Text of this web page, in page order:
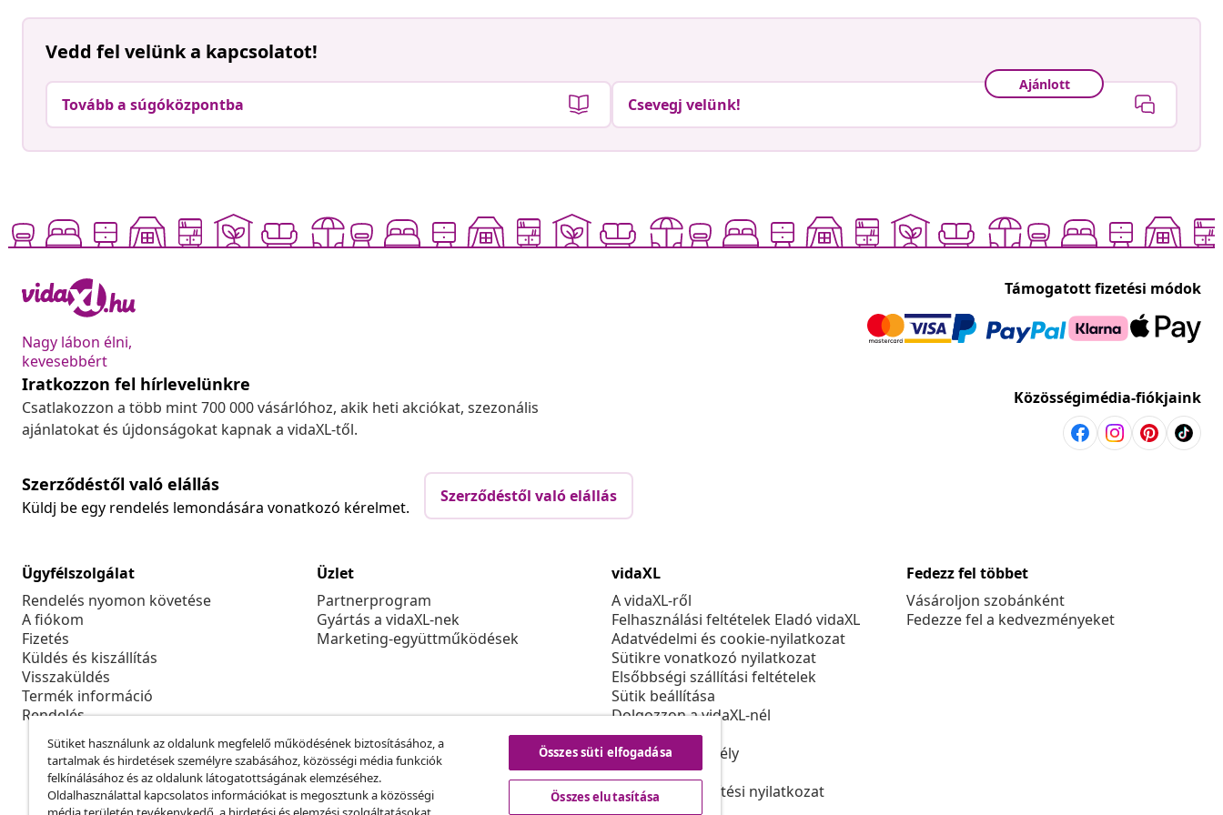
Vedd fel velünk a kapcsolatot!
Tovább a súgóközpontba
Ajánlott
Csevegj velünk!
Nagy lábon élni,
kevesebbért
Támogatott fizetési módok
Iratkozzon fel hírlevelünkre
Csatlakozzon a több mint 700 000 vásárlóhoz, akik heti akciókat, szezonális
ajánlatokat és újdonságokat kapnak a vidaXL-től.
Közösségimédia-fiókjaink
Szerződéstől való elállás
Küldj be egy rendelés lemondására vonatkozó kérelmet.
Szerződéstől való elállás
Ügyfélszolgálat
Rendelés nyomon követése
A fiókom
Fizetés
Küldés és kiszállítás
Visszaküldés
Termék információ
Rendelés
Üzlet
Partnerprogram
Gyártás a vidaXL-nek
Marketing-együttműködések
vidaXL
A vidaXL-ről
Felhasználási feltételek Eladó vidaXL
Adatvédelmi és cookie-nyilatkozat
Sütikre vonatkozó nyilatkozat
Elsőbbségi szállítási feltételek
Sütik beállítása
Dolgozzon a vidaXL-nél
Biztonsági
EU felelős személy
Politikával EPR
Akadálymentesítési nyilatkozat
Fedezz fel többet
Vásároljon szobánként
Fedezze fel a kedvezményeket
Sütiket használunk az oldalunk megfelelő működésének biztosításához, a
tartalmak és hirdetések személyre szabásához, közösségi média funkciók
felkínálásához és az oldalunk látogatottságának elemzéséhez.
Oldalhasználattal kapcsolatos információkat is megosztunk a közösségi
Összes süti elfogadása
Összes elutasítása